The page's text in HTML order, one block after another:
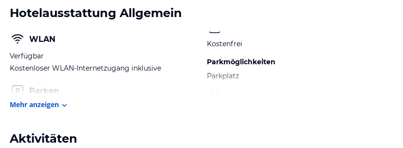
Hotelausstattung Allgemein
WLAN
Verfügbar
Kostenloser WLAN-Internetzugang inklusive
Parken
Kostenfrei
Parkmöglichkeiten
Parkplatz
Mehr anzeigen
Aktivitäten